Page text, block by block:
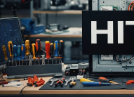
Cumhuriyet'den
Hitachi Servis
Darüşşafaka
Darüşşafaka'deki